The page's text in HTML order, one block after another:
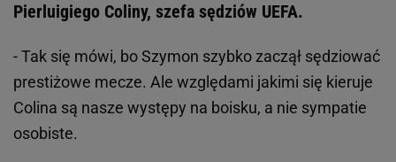
Pierluigiego Coliny, szefa sędziów UEFA.
- Tak się mówi, bo Szymon szybko zaczął sędziować
prestiżowe mecze. Ale względami jakimi się kieruje
Colina są nasze występy na boisku, a nie sympatie
osobiste.